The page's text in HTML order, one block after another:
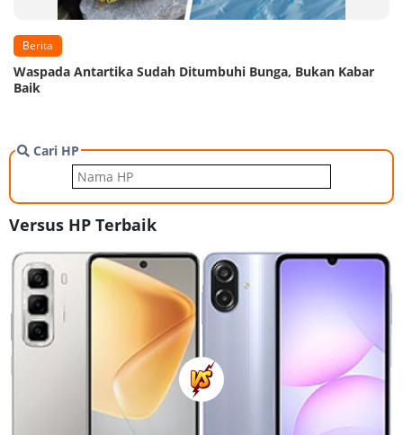
Berita
Waspada Antartika Sudah Ditumbuhi Bunga, Bukan Kabar
Baik
Cari HP
Versus HP Terbaik